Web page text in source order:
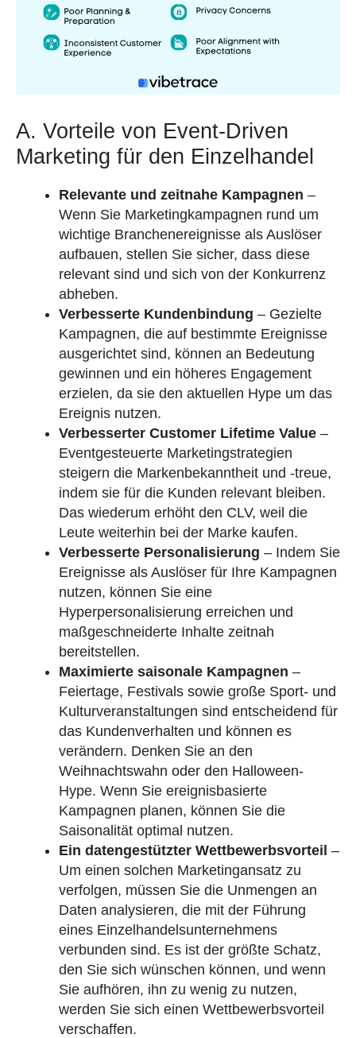
A. Vorteile von Event-Driven
Marketing für den Einzelhandel
Relevante und zeitnahe Kampagnen –
Wenn Sie Marketingkampagnen rund um
wichtige Branchenereignisse als Auslöser
aufbauen, stellen Sie sicher, dass diese
relevant sind und sich von der Konkurrenz
abheben.
Verbesserte Kundenbindung – Gezielte
Kampagnen, die auf bestimmte Ereignisse
ausgerichtet sind, können an Bedeutung
gewinnen und ein höheres Engagement
erzielen, da sie den aktuellen Hype um das
Ereignis nutzen.
Verbesserter Customer Lifetime Value –
Eventgesteuerte Marketingstrategien
steigern die Markenbekanntheit und -treue,
indem sie für die Kunden relevant bleiben.
Das wiederum erhöht den CLV, weil die
Leute weiterhin bei der Marke kaufen.
Verbesserte Personalisierung – Indem Sie
Ereignisse als Auslöser für Ihre Kampagnen
nutzen, können Sie eine
Hyperpersonalisierung erreichen und
maßgeschneiderte Inhalte zeitnah
bereitstellen.
Maximierte saisonale Kampagnen –
Feiertage, Festivals sowie große Sport- und
Kulturveranstaltungen sind entscheidend für
das Kundenverhalten und können es
verändern. Denken Sie an den
Weihnachtswahn oder den Halloween-
Hype. Wenn Sie ereignisbasierte
Kampagnen planen, können Sie die
Saisonalität optimal nutzen.
Ein datengestützter Wettbewerbsvorteil –
Um einen solchen Marketingansatz zu
verfolgen, müssen Sie die Unmengen an
Daten analysieren, die mit der Führung
eines Einzelhandelsunternehmens
verbunden sind. Es ist der größte Schatz,
den Sie sich wünschen können, und wenn
Sie aufhören, ihn zu wenig zu nutzen,
werden Sie sich einen Wettbewerbsvorteil
verschaffen.